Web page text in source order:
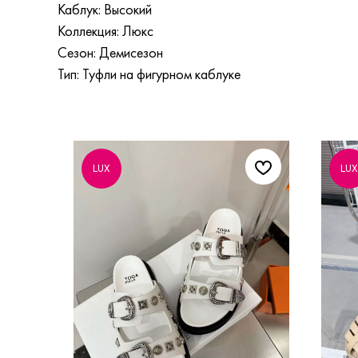
Каблук: Высокий
Коллекция: Люкс
Сезон: Демисезон
Тип: Туфли на фигурном каблуке
LUX LUX